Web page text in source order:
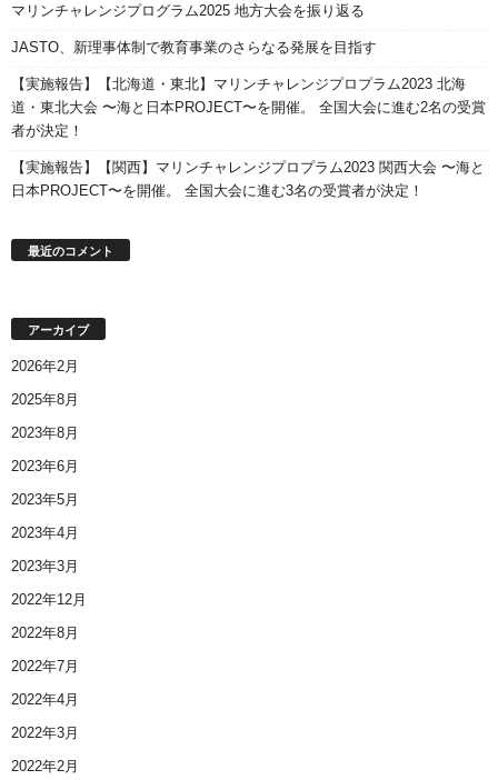
マリンチャレンジプログラム2025 地方大会を振り返る
JASTO、新理事体制で教育事業のさらなる発展を目指す
【実施報告】【北海道・東北】マリンチャレンジプロプラム2023 北海
道・東北大会 〜海と日本PROJECT〜を開催。 全国大会に進む2名の受賞
者が決定！
【実施報告】【関西】マリンチャレンジプロプラム2023 関西大会 〜海と
日本PROJECT〜を開催。 全国大会に進む3名の受賞者が決定！
最近のコメント
アーカイブ
2026年2月
2025年8月
2023年8月
2023年6月
2023年5月
2023年4月
2023年3月
2022年12月
2022年8月
2022年7月
2022年4月
2022年3月
2022年2月